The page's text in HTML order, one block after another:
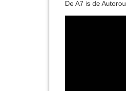
De A7 is de